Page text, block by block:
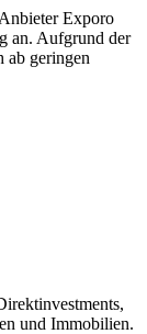
Exporo
an. Aufgrund der
ab geringen
und Immobilien.